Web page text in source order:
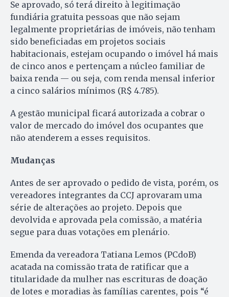
Se aprovado, só terá direito à legitimação
fundiária gratuita pessoas que não sejam
legalmente proprietárias de imóveis, não tenham
sido beneficiadas em projetos sociais
habitacionais, estejam ocupando o imóvel há mais
de cinco anos e pertençam a núcleo familiar de
baixa renda — ou seja, com renda mensal inferior
a cinco salários mínimos (R$ 4.785).
A gestão municipal ficará autorizada a cobrar o
valor de mercado do imóvel dos ocupantes que
não atenderem a esses requisitos.
Mudanças
Antes de ser aprovado o pedido de vista, porém, os
vereadores integrantes da CCJ aprovaram uma
série de alterações ao projeto. Depois que
devolvida e aprovada pela comissão, a matéria
segue para duas votações em plenário.
Emenda da vereadora Tatiana Lemos (PCdoB)
acatada na comissão trata de ratificar que a
titularidade da mulher nas escrituras de doação
de lotes e moradias às famílias carentes, pois “é